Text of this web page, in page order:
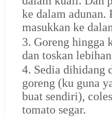
ke dalam adunan.
masukkan ke
3. Goreng hingga
dan toskan
4. Sedia dihidang
goreng (ku guna
buat sendiri),
tomato segar.